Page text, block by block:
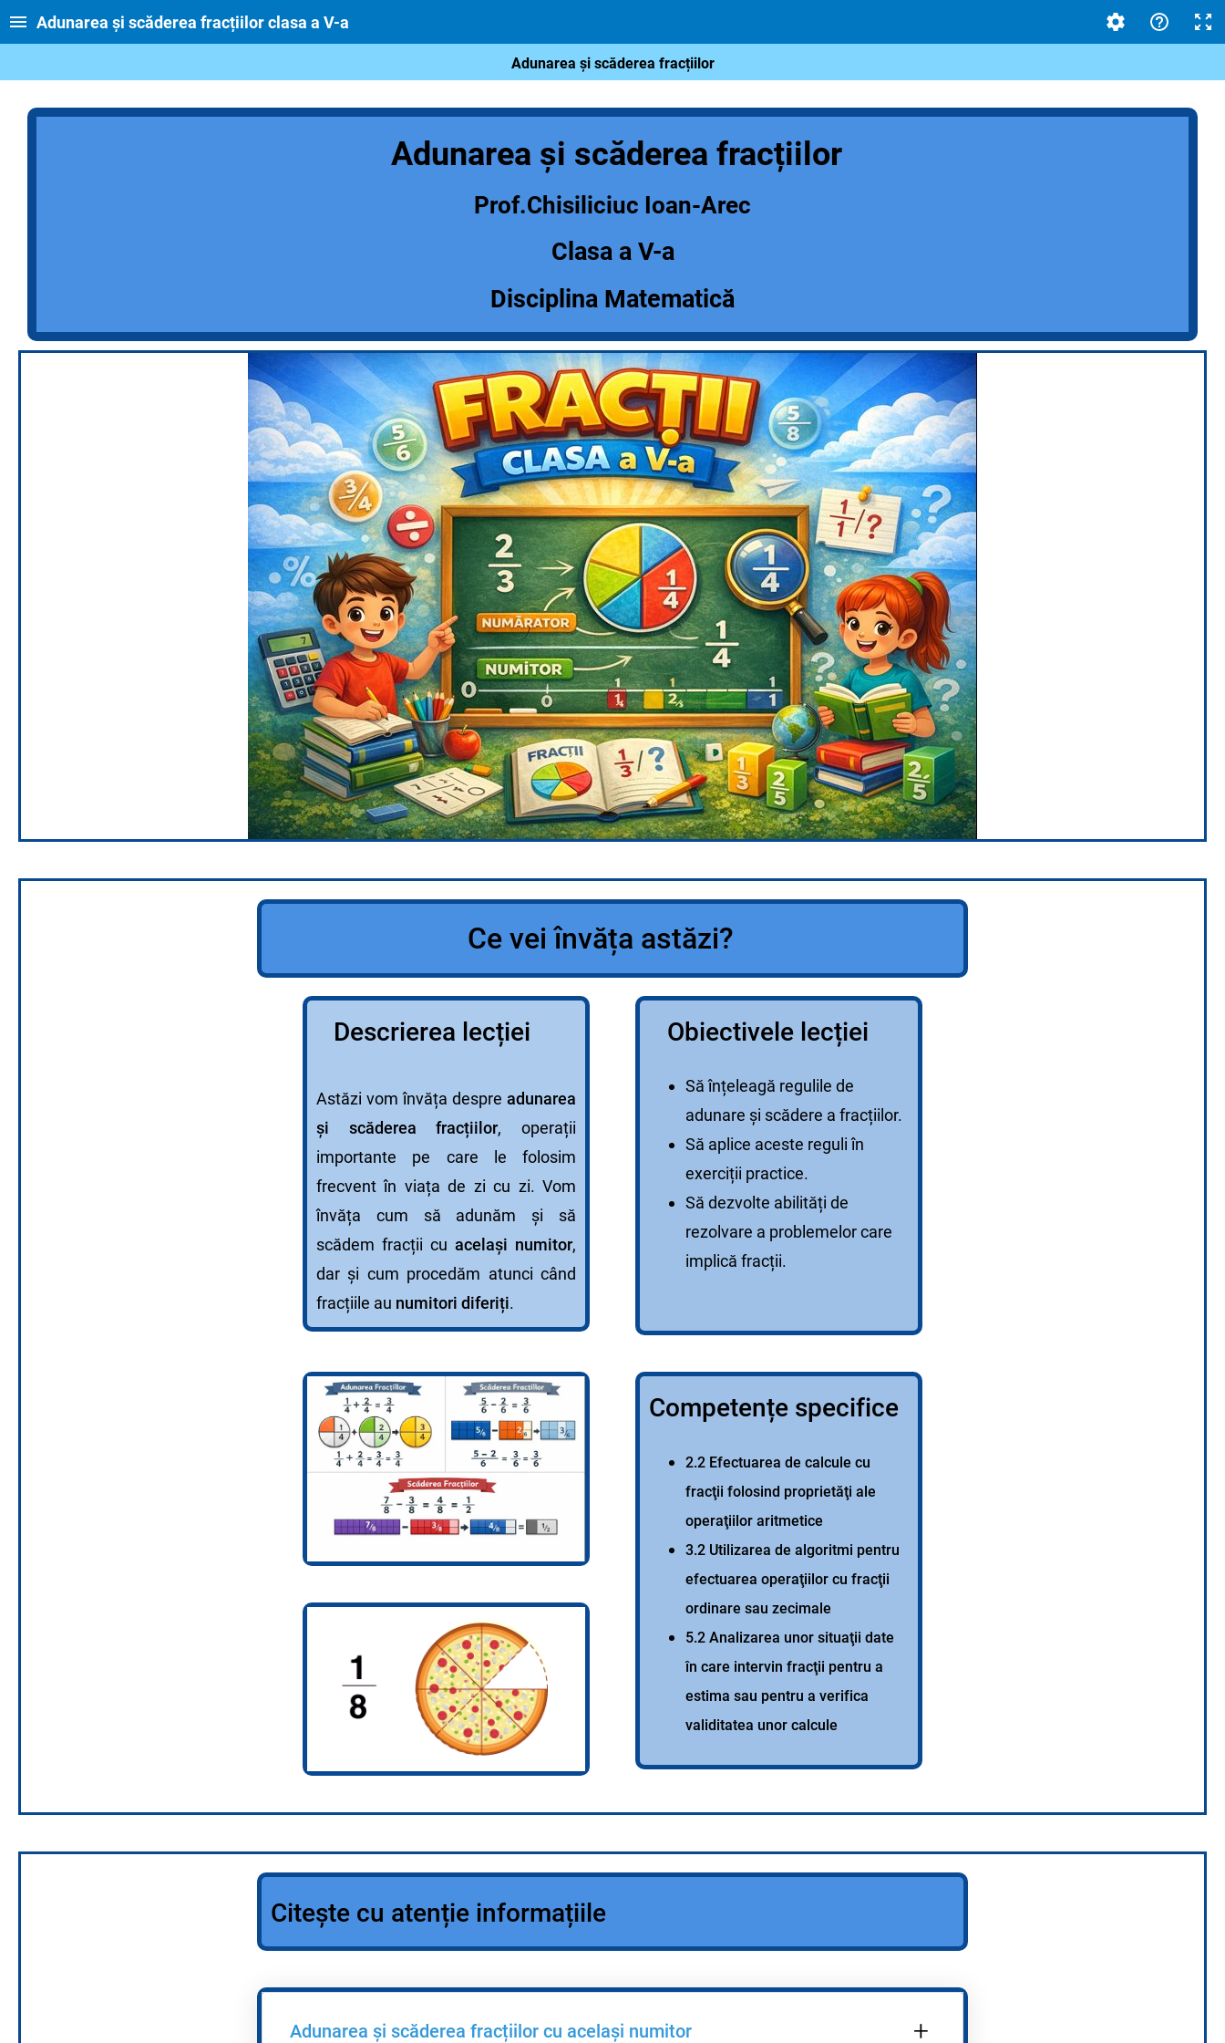
Adunarea și scăderea fracțiilor clasa a V-a
Adunarea și scăderea fracțiilor
Adunarea și scăderea fracțiilor
Prof.Chisiliciuc Ioan-Arec
Clasa a V-a
Disciplina Matematică
Ce vei învăța astăzi?
Descrierea lecției
Astăzi vom învăța despre adunarea
și scăderea fracțiilor, operații
importante pe care le folosim
frecvent în viața de zi cu zi. Vom
învăța cum să adunăm și să
scădem fracții cu același numitor,
dar și cum procedăm atunci când
fracțiile au numitori diferiți.
Obiectivele lecției
Să înțeleagă regulile de
adunare și scădere a fracțiilor.
Să aplice aceste reguli în
exerciții practice.
Să dezvolte abilități de
rezolvare a problemelor care
implică fracții.
Competențe specifice
2.2 Efectuarea de calcule cu
fracţii folosind proprietăţi ale
operaţiilor aritmetice
3.2 Utilizarea de algoritmi pentru
efectuarea operaţiilor cu fracţii
ordinare sau zecimale
5.2 Analizarea unor situaţii date
în care intervin fracţii pentru a
estima sau pentru a verifica
validitatea unor calcule
Citește cu atenție informațiile
Adunarea și scăderea fracțiilor cu același numitor +